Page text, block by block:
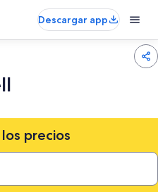
Descargar app
precios